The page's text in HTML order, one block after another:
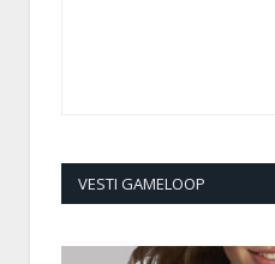
VESTI GAMELOOP